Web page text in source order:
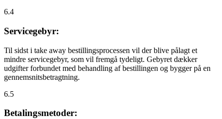
6.4
Servicegebyr:
Til sidst i take away bestillingsprocessen vil der blive pålagt et
mindre servicegebyr, som vil fremgå tydeligt. Gebyret dækker
udgifter forbundet med behandling af bestillingen og bygger på en
gennemsnitsbetragtning.
6.5
Betalingsmetoder: